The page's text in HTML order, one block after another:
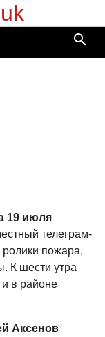
search
19 июля
телеграм-
ролики пожара,
К шести утра
в районе
Аксенов